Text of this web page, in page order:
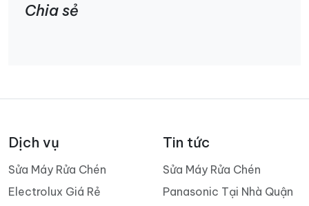
Chia sẻ
Dịch vụ
Sửa Máy Rửa Chén
Electrolux Giá Rẻ
Tin tức
Sửa Máy Rửa Chén
Panasonic Tại Nhà Quận